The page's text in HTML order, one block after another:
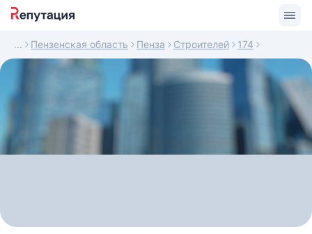
Пензенская область Пенза Строителей 174